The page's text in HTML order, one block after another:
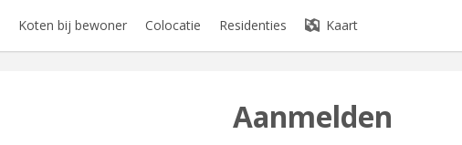
Koten bij bewoner Colocatie Residenties Kaart
Aanmelden